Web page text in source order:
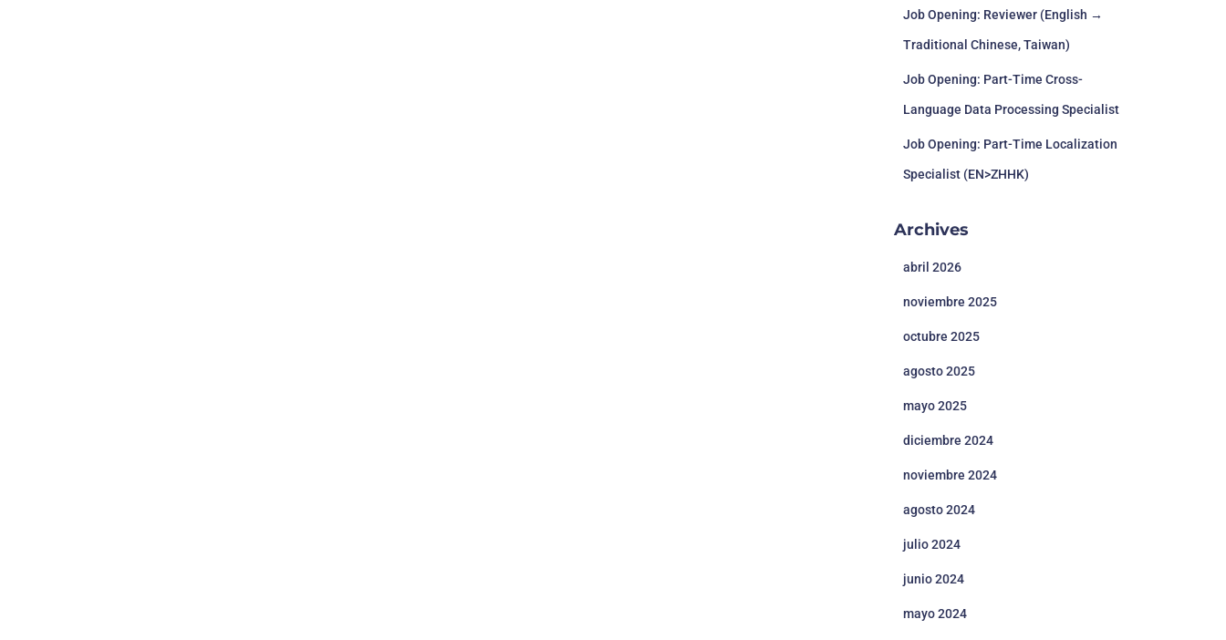
Job Opening: Reviewer (English →
Traditional Chinese, Taiwan)
Job Opening: Part-Time Cross-
Language Data Processing Specialist
Job Opening: Part-Time Localization
Specialist (EN>ZHHK)
Archives
abril 2026
noviembre 2025
octubre 2025
agosto 2025
mayo 2025
diciembre 2024
noviembre 2024
agosto 2024
julio 2024
junio 2024
mayo 2024